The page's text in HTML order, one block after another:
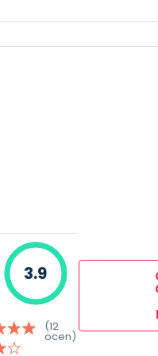
3.9
(12
ocen)